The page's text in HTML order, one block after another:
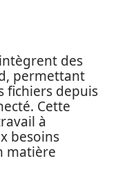
des
permettant
fichiers depuis
Cette
à
besoins
matière